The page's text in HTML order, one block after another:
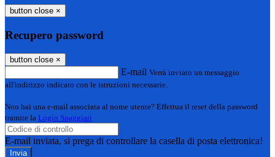
button close ×
Recupero password
button close ×
E-mail Verrà inviato un messaggio
all'indirizzo indicato con le istruzioni necessarie.
Non hai una e-mail associata al nome utente? Effettua il reset della password
tramite la Login Spaggiari
E-mail inviata, si prega di controllare la casella di posta elettronica!